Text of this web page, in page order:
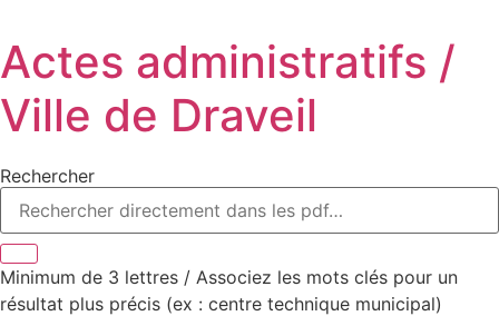
contenu
Actes administratifs /
Ville de Draveil
Rechercher
Minimum de 3 lettres / Associez les mots clés pour un
résultat plus précis (ex : centre technique municipal)